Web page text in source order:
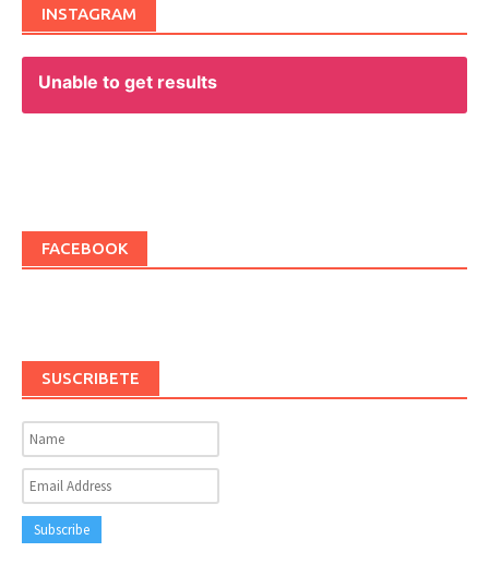
INSTAGRAM
Unable to get results
FACEBOOK
SUSCRIBETE